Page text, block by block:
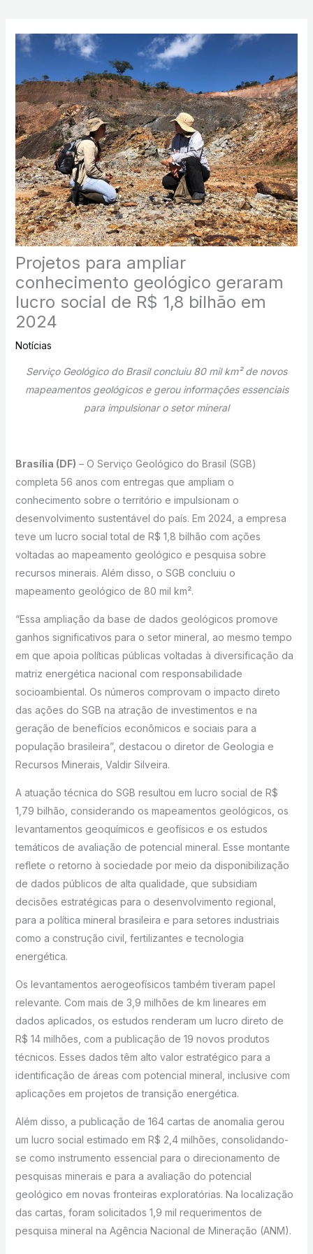
Projetos para ampliar
conhecimento geológico geraram
lucro social de R$ 1,8 bilhão em
2024
Notícias
Serviço Geológico do Brasil concluiu 80 mil km² de novos
mapeamentos geológicos e gerou informações essenciais
para impulsionar o setor mineral
Brasília (DF) – O Serviço Geológico do Brasil (SGB)
completa 56 anos com entregas que ampliam o
conhecimento sobre o território e impulsionam o
desenvolvimento sustentável do país. Em 2024, a empresa
teve um lucro social total de R$ 1,8 bilhão com ações
voltadas ao mapeamento geológico e pesquisa sobre
recursos minerais. Além disso, o SGB concluiu o
mapeamento geológico de 80 mil km².
“Essa ampliação da base de dados geológicos promove
ganhos significativos para o setor mineral, ao mesmo tempo
em que apoia políticas públicas voltadas à diversificação da
matriz energética nacional com responsabilidade
socioambiental. Os números comprovam o impacto direto
das ações do SGB na atração de investimentos e na
geração de benefícios econômicos e sociais para a
população brasileira”, destacou o diretor de Geologia e
Recursos Minerais, Valdir Silveira.
A atuação técnica do SGB resultou em lucro social de R$
1,79 bilhão, considerando os mapeamentos geológicos, os
levantamentos geoquímicos e geofísicos e os estudos
temáticos de avaliação de potencial mineral. Esse montante
reflete o retorno à sociedade por meio da disponibilização
de dados públicos de alta qualidade, que subsidiam
decisões estratégicas para o desenvolvimento regional,
para a política mineral brasileira e para setores industriais
como a construção civil, fertilizantes e tecnologia
energética.
Os levantamentos aerogeofísicos também tiveram papel
relevante. Com mais de 3,9 milhões de km lineares em
dados aplicados, os estudos renderam um lucro direto de
R$ 14 milhões, com a publicação de 19 novos produtos
técnicos. Esses dados têm alto valor estratégico para a
identificação de áreas com potencial mineral, inclusive com
aplicações em projetos de transição energética.
Além disso, a publicação de 164 cartas de anomalia gerou
um lucro social estimado em R$ 2,4 milhões, consolidando-
se como instrumento essencial para o direcionamento de
pesquisas minerais e para a avaliação do potencial
geológico em novas fronteiras exploratórias. Na localização
das cartas, foram solicitados 1,9 mil requerimentos de
pesquisa mineral na Agência Nacional de Mineração (ANM).